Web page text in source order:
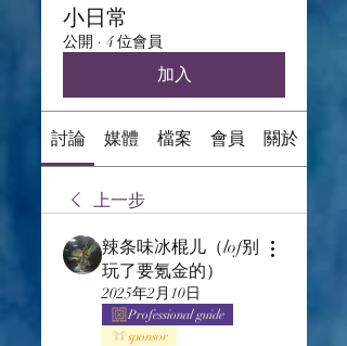
小日常
公開 · 4 位會員
加入
討論 媒體 檔案 會員 關於
上一步
辣条味冰棍儿（lof别
玩了要氪金的）
2025年2月10日
Professional guide
sponsor